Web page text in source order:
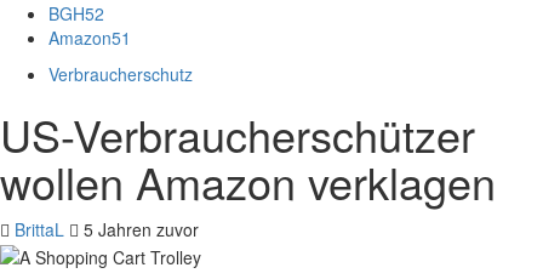
BGH52
Amazon51
Verbraucherschutz
US-Verbraucherschützer
wollen Amazon verklagen
BrittaL 5 Jahren zuvor